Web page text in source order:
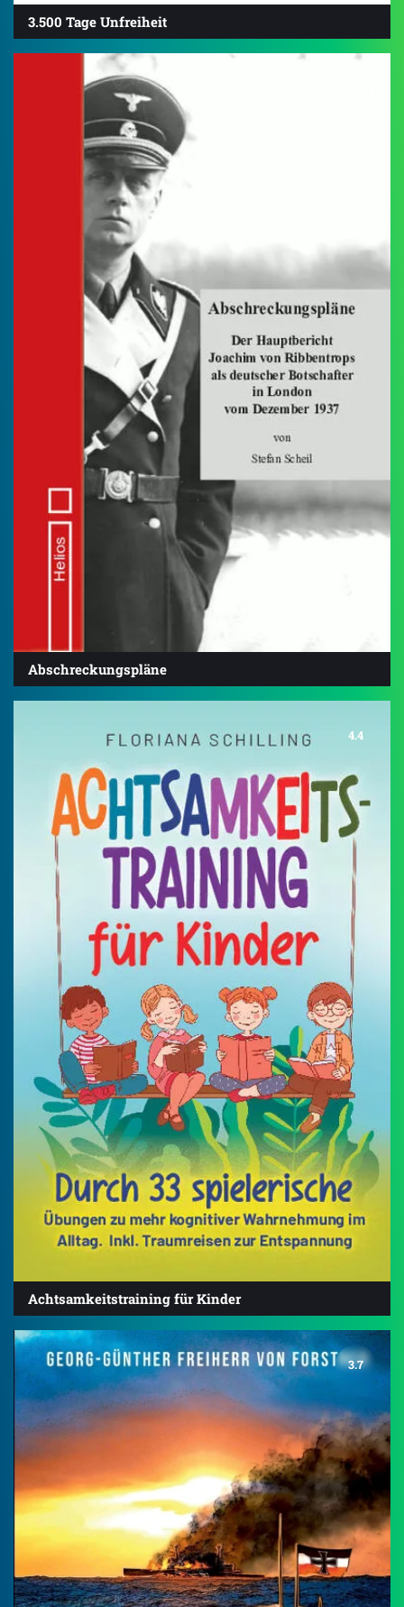
3.500 Tage Unfreiheit
Abschreckungspläne
4.4
Achtsamkeitstraining für Kinder
3.7